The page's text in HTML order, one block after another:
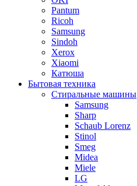
Pantum
Ricoh
Samsung
Sindoh
Xerox
Xiaomi
Катюша
Бытовая техника
Стиральные машины
Samsung
Sharp
Schaub Lorenz
Stinol
Smeg
Midea
Miele
LG